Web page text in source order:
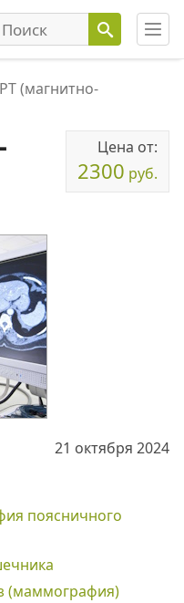
(магнитно-
Цена от:
2300 руб.
21 октября 2024
поясничного
(маммография)